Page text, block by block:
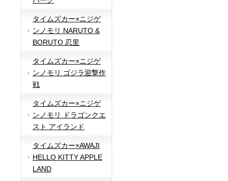
タイムズカー×ニジゲ
ンノモリ NARUTO &
BORUTO 忍里
タイムズカー×ニジゲ
ンノモリ ゴジラ迎撃作
戦
タイムズカー×ニジゲ
ンノモリ ドラゴンクエ
スト アイランド
タイムズカー×AWAJI
HELLO KITTY APPLE
LAND